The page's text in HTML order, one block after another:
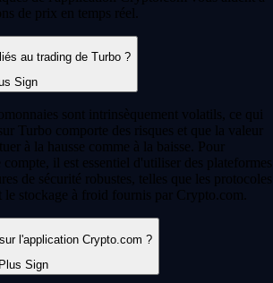
crypto ? Guide pour bien débuter
day trading crypto : stratégies clés, indicateurs
toute confiance sur les marchés de
crypto ? Guide pour bien débuter
day trading crypto : stratégies clés, indicateurs
toute confiance sur les marchés de